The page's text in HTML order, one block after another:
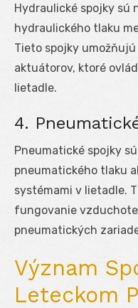
Hydraulické spojky sú
hydraulického tlaku
Tieto spojky
aktuátorov, ktoré
lietadle.
4.
Pneumatické spojky
pneumatického tlaku
systémami v lietadle.
fungovanie
pneumatických
Význam
Leteckom